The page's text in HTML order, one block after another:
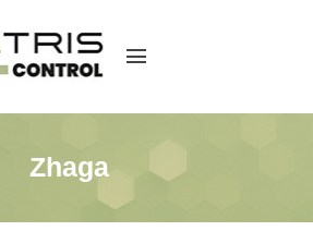
menu
Zhaga